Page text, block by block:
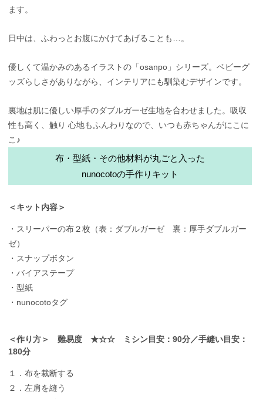
ます。
日中は、ふわっとお腹にかけてあげることも…。
優しくて温かみのあるイラストの「osanpo」シリーズ。ベビーグ
ッズらしさがありながら、インテリアにも馴染むデザインです。
裏地は肌に優しい厚手のダブルガーゼ生地を合わせました。吸収
性も高く、触り 心地もふんわりなので、いつも赤ちゃんがにこに
こ♪
布・型紙・その他材料が丸ごと入った
nunocotoの手作りキット
＜キット内容＞
・スリーパーの布２枚（表：ダブルガーゼ 裏：厚手ダブルガー
ゼ）
・スナップボタン
・バイアステープ
・型紙
・nunocotoタグ
＜作り方＞ 難易度 ★☆☆ ミシン目安：90分／手縫い目安：
180分
１．布を裁断する
２．左肩を縫う